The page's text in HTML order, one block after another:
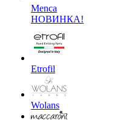
Menca
НОВИНКА!
Etrofil
Wolans